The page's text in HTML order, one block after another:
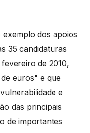
exemplo dos apoios
35 candidaturas
de 2010,
euros" e que
e
das principais
de importantes